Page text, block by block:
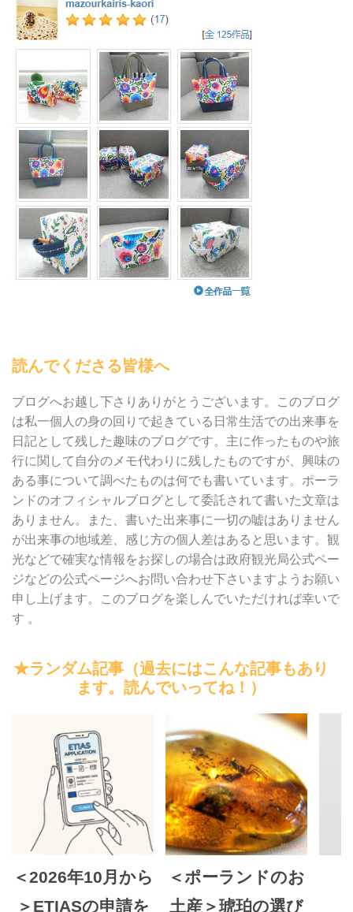
読んでくださる皆様へ
ブログへお越し下さりありがとうございます。このブログ
は私一個人の身の回りで起きている日常生活での出来事を
日記として残した趣味のブログです。主に作ったものや旅
行に関して自分のメモ代わりに残したものですが、興味の
ある事について調べたものは何でも書いています。ポーラ
ンドのオフィシャルブログとして委託されて書いた文章は
ありません。また、書いた出来事に一切の嘘はありません
が出来事の地域差、感じ方の個人差はあると思います。観
光などで確実な情報をお探しの場合は政府観光局公式ペー
ジなどの公式ページへお問い合わせ下さいますようお願い
申し上げます。このブログを楽しんでいただければ幸いで
す 。
★ランダム記事（過去にはこんな記事もあり
ます。読んでいってね！）
＜2026年10月から
＞ETIASの申請を
＜ポーランドのお
土産＞琥珀の選び